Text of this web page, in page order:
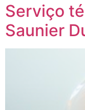
Serviço
Saunier